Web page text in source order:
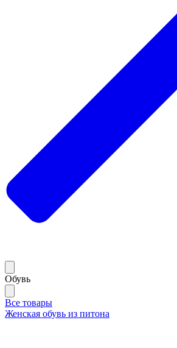
Обувь
Все товары
Женская обувь из питона